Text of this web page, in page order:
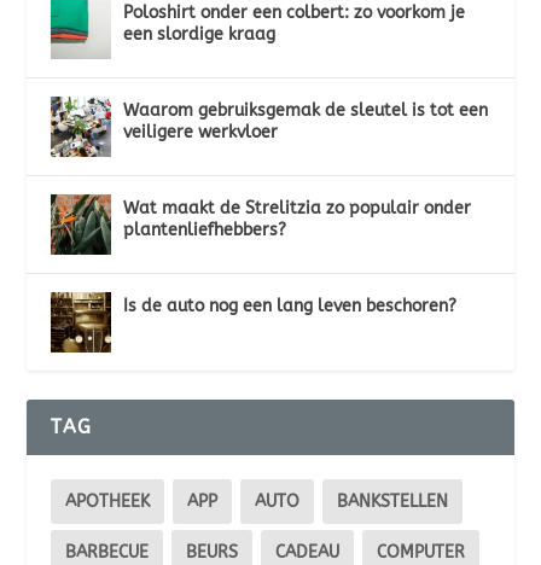
Poloshirt onder een colbert: zo voorkom je
een slordige kraag
Waarom gebruiksgemak de sleutel is tot een
veiligere werkvloer
Wat maakt de Strelitzia zo populair onder
plantenliefhebbers?
Is de auto nog een lang leven beschoren?
TAG
APOTHEEK APP AUTO BANKSTELLEN
BARBECUE BEURS CADEAU COMPUTER